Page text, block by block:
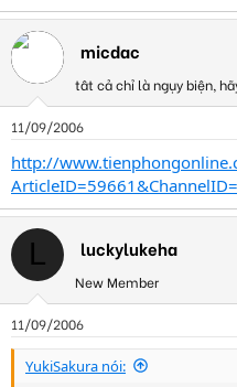
micdac
tât cả chỉ là ngụy biện,
11/09/2006
http://
L luckylukeha
New Member
11/09/2006
YukiSakura nói: